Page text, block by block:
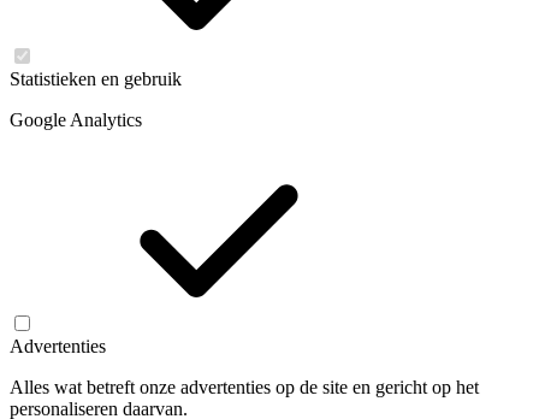
Statistieken en gebruik
Google Analytics
Advertenties
Alles wat betreft onze advertenties op de site en gericht op het
personaliseren daarvan.